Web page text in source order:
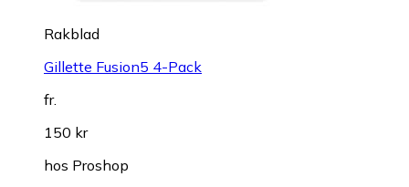
Rakblad
Gillette Fusion5 4-Pack
fr.
150 kr
hos Proshop